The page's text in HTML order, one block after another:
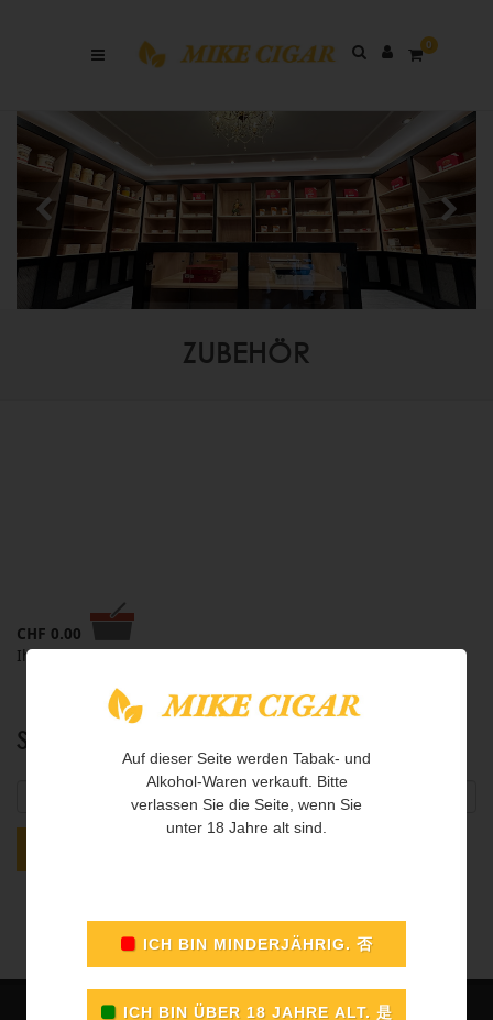
0
ZUBEHÖR
CHF 0.00
Ihr Warenkorb ist leer
Suche
Auf dieser Seite werden Tabak- und
Alkohol-Waren verkauft. Bitte
verlassen Sie die Seite, wenn Sie
unter 18 Jahre alt sind.